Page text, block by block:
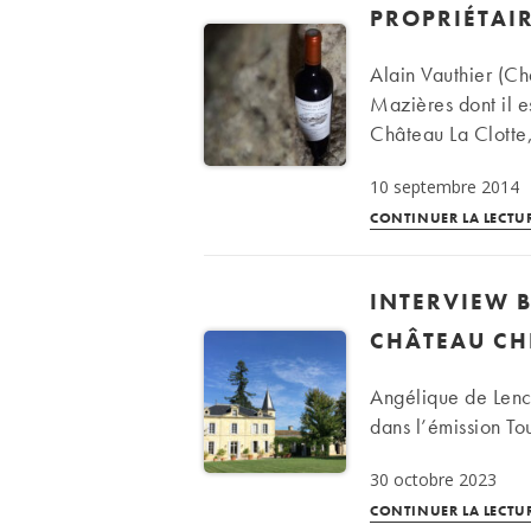
Alain Vauthier
Mazières dont il
Château La
10 septembre 2014
CONTINUER LA
INTERVIEW
CHÂTEAU
Angélique de
dans l’émission
30 octobre 2023
CONTINUER LA